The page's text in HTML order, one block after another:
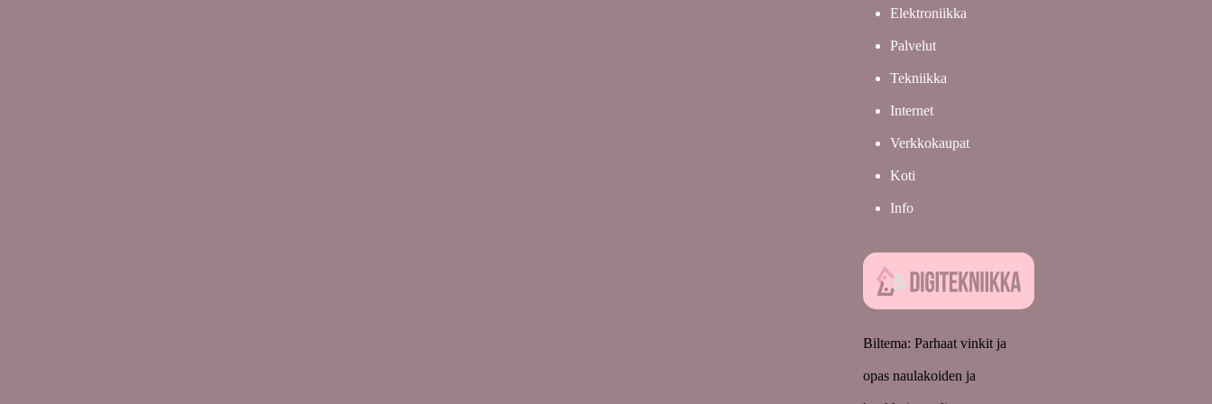
Elektroniikka
Palvelut
Tekniikka
Internet
Verkkokaupat
Koti
Info
Biltema: Parhaat vinkit ja
opas naulakoiden ja